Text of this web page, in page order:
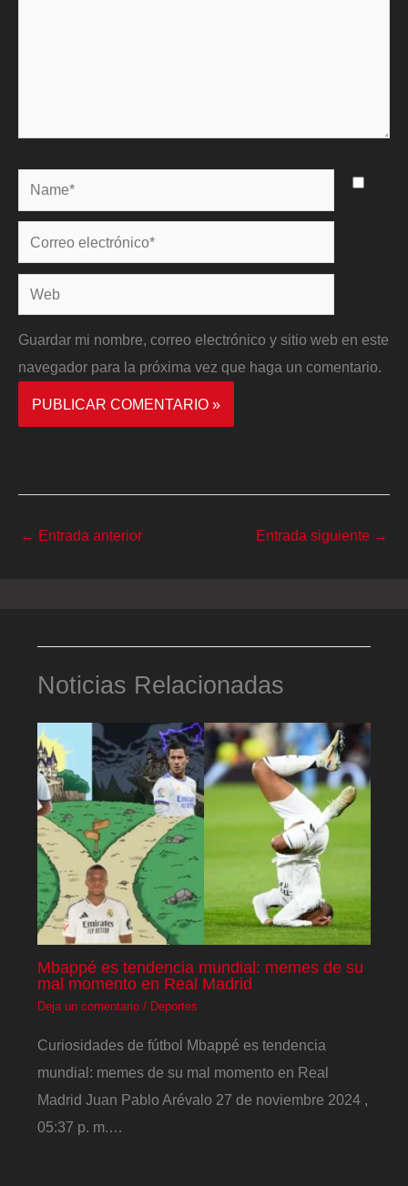
Name*
Correo
electrónico*
Web
Guardar mi nombre, correo electrónico y sitio web en este
navegador para la próxima vez que haga un comentario.
← Entrada anterior Entrada siguiente →
Noticias Relacionadas
Mbappé es tendencia mundial: memes de su
mal momento en Real Madrid
Deja un comentario / Deportes
Curiosidades de fútbol Mbappé es tendencia
mundial: memes de su mal momento en Real
Madrid Juan Pablo Arévalo 27 de noviembre 2024 ,
05:37 p. m.…